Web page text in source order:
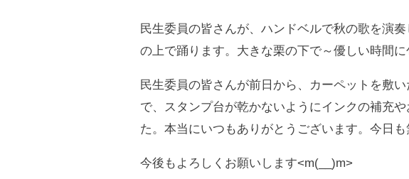
民生委員の皆さんが、ハンドベルで秋の歌を演
の上で踊ります。大きな栗の下で～優しい時間に
民生委員の皆さんが前日から、カーペットを敷
で、スタンプ台が乾かないようにインクの補充
た。本当にいつもありがとうございます。今日も
今後もよろしくお願いします<m(__)m>